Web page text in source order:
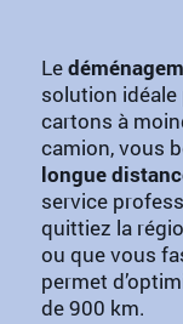
Le
solution
cartons à
camion, vous
longue
service
quittiez la
ou que vous
permet
de 900 km.